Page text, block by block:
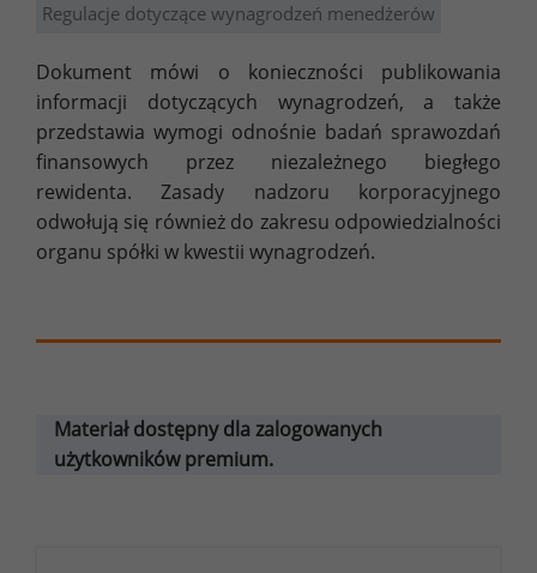
Regulacje dotyczące wynagrodzeń menedżerów
Dokument mówi o konieczności publikowania
informacji dotyczących wynagrodzeń, a także
przedstawia wymogi odnośnie badań sprawozdań
finansowych przez niezależnego biegłego
rewidenta. Zasady nadzoru korporacyjnego
odwołują się również do zakresu odpowiedzialności
organu spółki w kwestii wynagrodzeń.
Materiał dostępny dla zalogowanych
użytkowników premium.